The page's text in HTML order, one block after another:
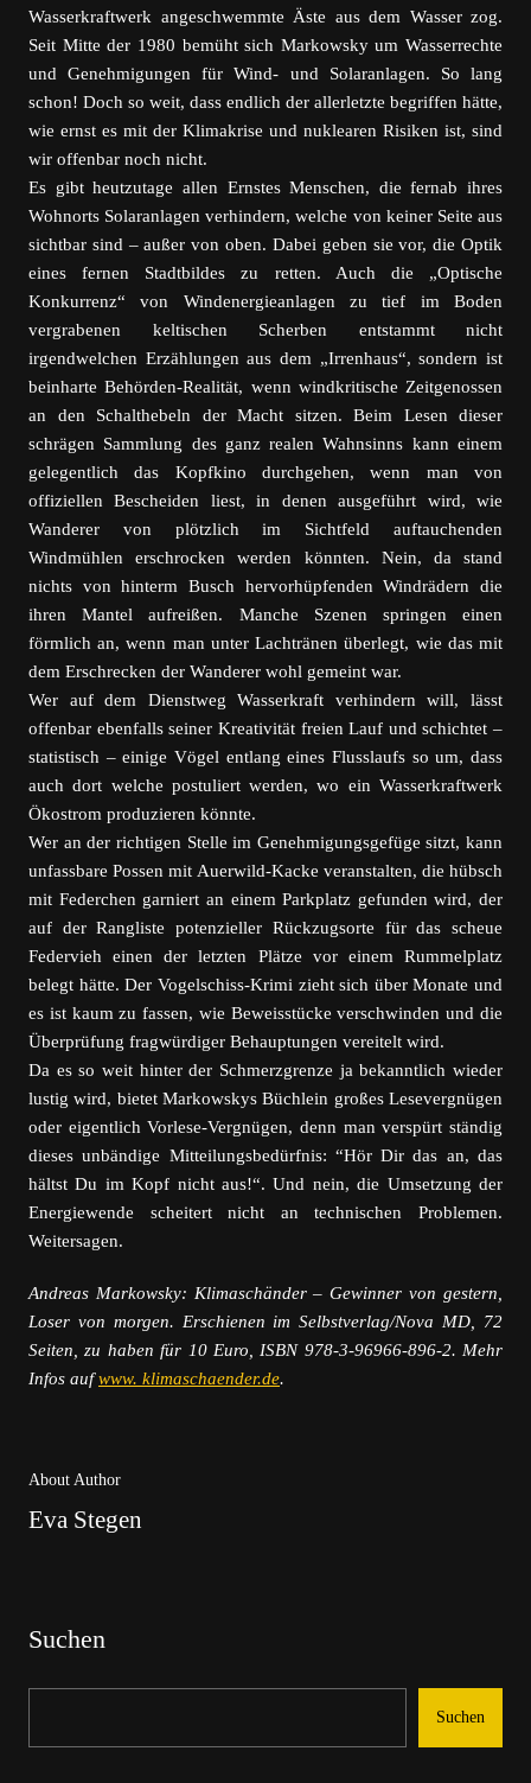
Wasserkraftwerk angeschwemmte Äste aus dem Wasser zog.
Seit Mitte der 1980 bemüht sich Markowsky um Wasserrechte
und Genehmigungen für Wind- und Solaranlagen. So lang
schon! Doch so weit, dass endlich der allerletzte begriffen hätte,
wie ernst es mit der Klimakrise und nuklearen Risiken ist, sind
wir offenbar noch nicht.
Es gibt heutzutage allen Ernstes Menschen, die fernab ihres
Wohnorts Solaranlagen verhindern, welche von keiner Seite aus
sichtbar sind – außer von oben. Dabei geben sie vor, die Optik
eines fernen Stadtbildes zu retten. Auch die „Optische
Konkurrenz“ von Windenergieanlagen zu tief im Boden
vergrabenen keltischen Scherben entstammt nicht
irgendwelchen Erzählungen aus dem „Irrenhaus“, sondern ist
beinharte Behörden-Realität, wenn windkritische Zeitgenossen
an den Schalthebeln der Macht sitzen. Beim Lesen dieser
schrägen Sammlung des ganz realen Wahnsinns kann einem
gelegentlich das Kopfkino durchgehen, wenn man von
offiziellen Bescheiden liest, in denen ausgeführt wird, wie
Wanderer von plötzlich im Sichtfeld auftauchenden
Windmühlen erschrocken werden könnten. Nein, da stand
nichts von hinterm Busch hervorhüpfenden Windrädern die
ihren Mantel aufreißen. Manche Szenen springen einen
förmlich an, wenn man unter Lachtränen überlegt, wie das mit
dem Erschrecken der Wanderer wohl gemeint war.
Wer auf dem Dienstweg Wasserkraft verhindern will, lässt
offenbar ebenfalls seiner Kreativität freien Lauf und schichtet –
statistisch – einige Vögel entlang eines Flusslaufs so um, dass
auch dort welche postuliert werden, wo ein Wasserkraftwerk
Ökostrom produzieren könnte.
Wer an der richtigen Stelle im Genehmigungsgefüge sitzt, kann
unfassbare Possen mit Auerwild-Kacke veranstalten, die hübsch
mit Federchen garniert an einem Parkplatz gefunden wird, der
auf der Rangliste potenzieller Rückzugsorte für das scheue
Federvieh einen der letzten Plätze vor einem Rummelplatz
belegt hätte. Der Vogelschiss-Krimi zieht sich über Monate und
es ist kaum zu fassen, wie Beweisstücke verschwinden und die
Überprüfung fragwürdiger Behauptungen vereitelt wird.
Da es so weit hinter der Schmerzgrenze ja bekanntlich wieder
lustig wird, bietet Markowskys Büchlein großes Lesevergnügen
oder eigentlich Vorlese-Vergnügen, denn man verspürt ständig
dieses unbändige Mitteilungsbedürfnis: “Hör Dir das an, das
hältst Du im Kopf nicht aus!“. Und nein, die Umsetzung der
Energiewende scheitert nicht an technischen Problemen.
Weitersagen.
Andreas Markowsky: Klimaschänder – Gewinner von gestern,
Loser von morgen. Erschienen im Selbstverlag/Nova MD, 72
Seiten, zu haben für 10 Euro, ISBN 978-3-96966-896-2. Mehr
Infos aufwww. klimaschaender.de.
About Author
Eva Stegen
Suchen
Suchen